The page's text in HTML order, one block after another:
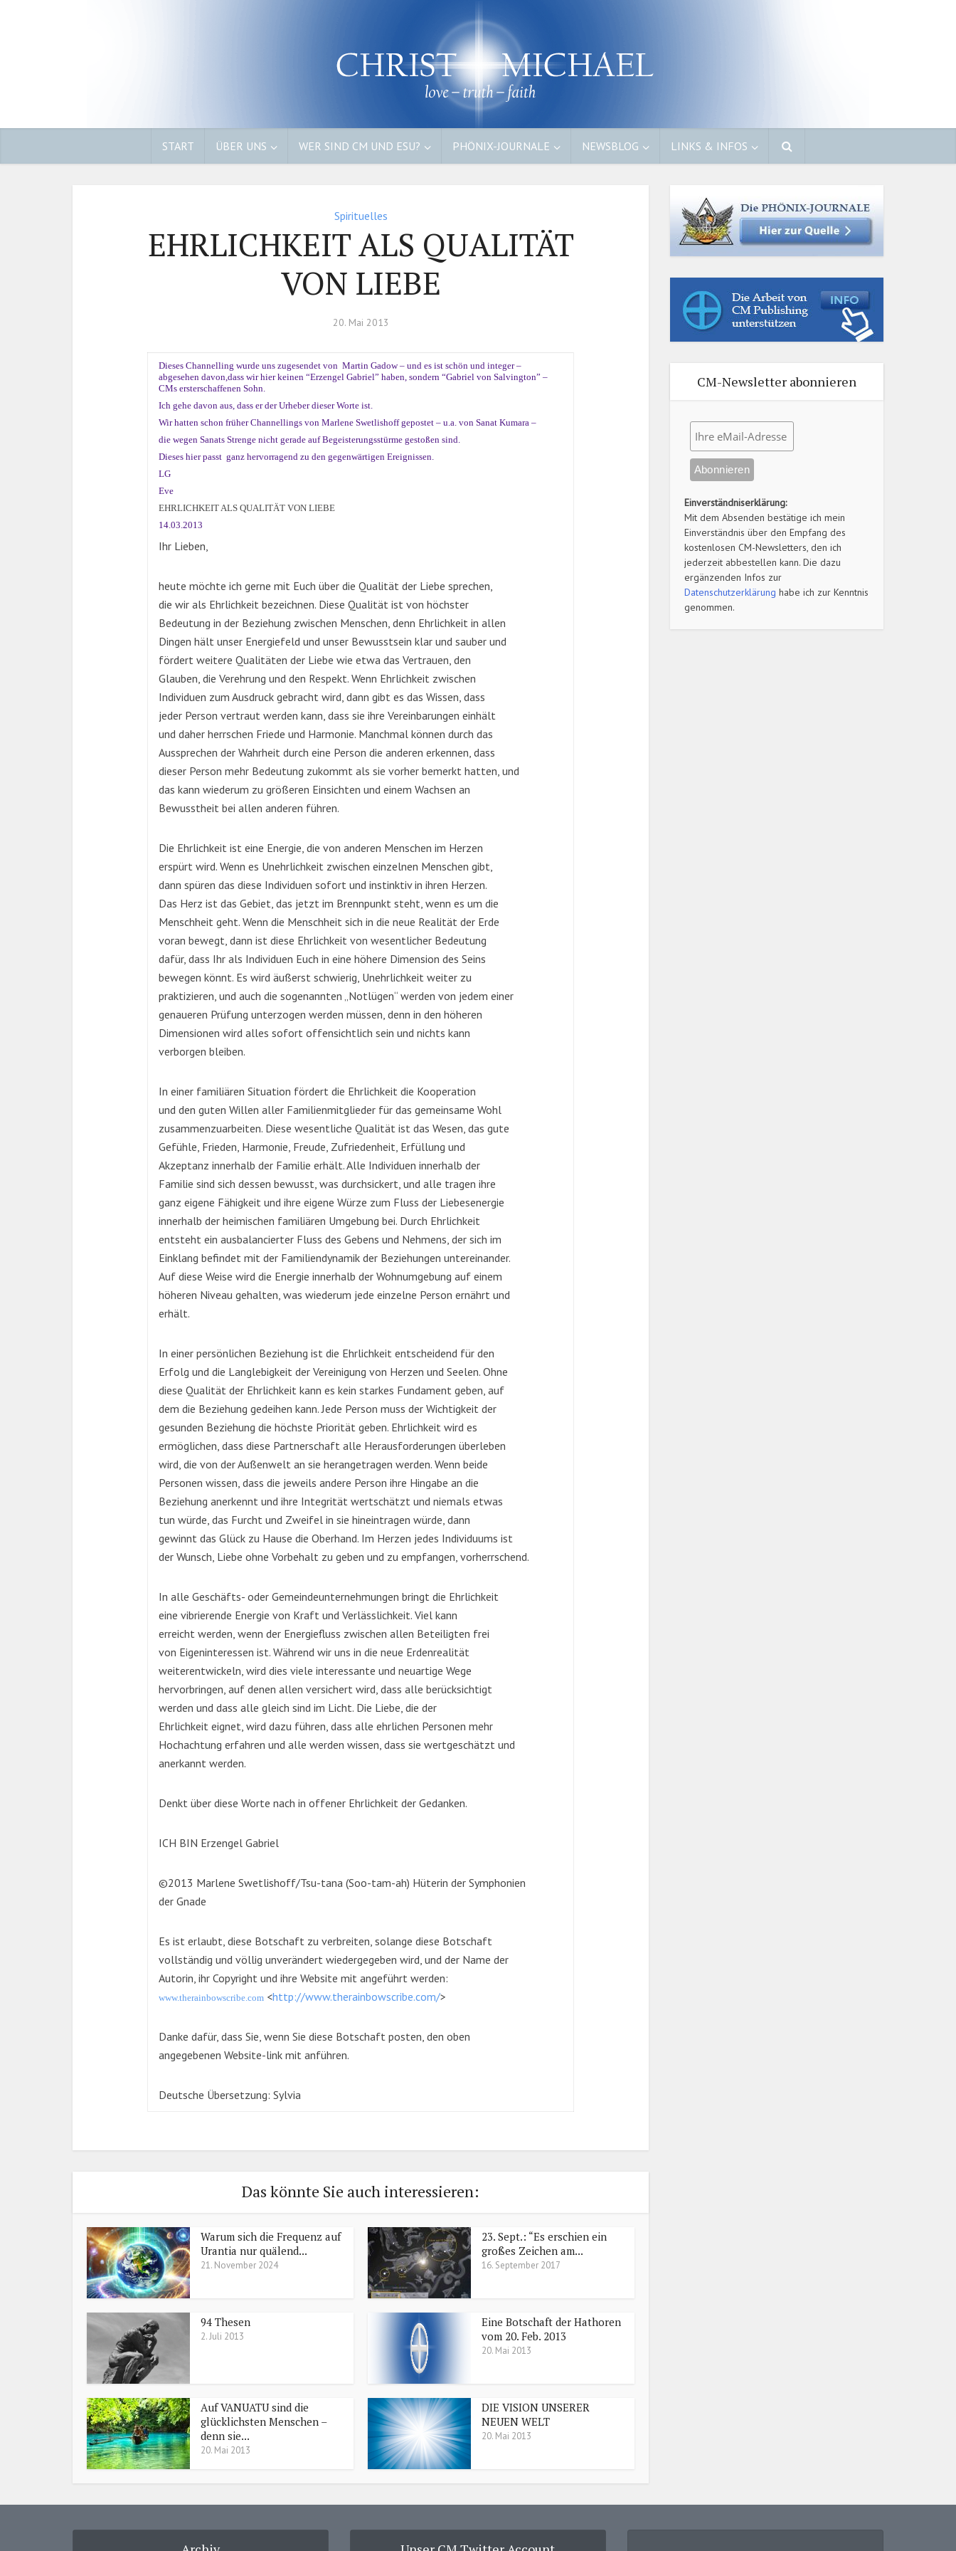
START ÜBER UNS WER SIND CM UND ESU? PHÖNIX-JOURNALE NEWSBLOG LINKS & INFOS
Spirituelles
EHRLICHKEIT ALS QUALITÄT
VON LIEBE
20. Mai 2013
Dieses Channelling wurde uns zugesendet von Martin Gadow – und es ist schön und integer –
abgesehen davon,dass wir hier keinen “Erzengel Gabriel” haben, sondern “Gabriel von Salvington” –
CMs ersterschaffenen Sohn.
Ich gehe davon aus, dass er der Urheber dieser Worte ist.
Wir hatten schon früher Channellings von Marlene Swetlishoff gepostet – u.a. von Sanat Kumara –
die wegen Sanats Strenge nicht gerade auf Begeisterungsstürme gestoßen sind.
Dieses hier passt ganz hervorragend zu den gegenwärtigen Ereignissen.
LG
Eve
EHRLICHKEIT ALS QUALITÄT VON LIEBE
14.03.2013
Ihr Lieben,
heute möchte ich gerne mit Euch über die Qualität der Liebe sprechen,
die wir als Ehrlichkeit bezeichnen. Diese Qualität ist von höchster
Bedeutung in der Beziehung zwischen Menschen, denn Ehrlichkeit in allen
Dingen hält unser Energiefeld und unser Bewusstsein klar und sauber und
fördert weitere Qualitäten der Liebe wie etwa das Vertrauen, den
Glauben, die Verehrung und den Respekt. Wenn Ehrlichkeit zwischen
Individuen zum Ausdruck gebracht wird, dann gibt es das Wissen, dass
jeder Person vertraut werden kann, dass sie ihre Vereinbarungen einhält
und daher herrschen Friede und Harmonie. Manchmal können durch das
Aussprechen der Wahrheit durch eine Person die anderen erkennen, dass
dieser Person mehr Bedeutung zukommt als sie vorher bemerkt hatten, und
das kann wiederum zu größeren Einsichten und einem Wachsen an
Bewusstheit bei allen anderen führen.
Die Ehrlichkeit ist eine Energie, die von anderen Menschen im Herzen
erspürt wird. Wenn es Unehrlichkeit zwischen einzelnen Menschen gibt,
dann spüren das diese Individuen sofort und instinktiv in ihren Herzen.
Das Herz ist das Gebiet, das jetzt im Brennpunkt steht, wenn es um die
Menschheit geht. Wenn die Menschheit sich in die neue Realität der Erde
voran bewegt, dann ist diese Ehrlichkeit von wesentlicher Bedeutung
dafür, dass Ihr als Individuen Euch in eine höhere Dimension des Seins
bewegen könnt. Es wird äußerst schwierig, Unehrlichkeit weiter zu
praktizieren, und auch die sogenannten „Notlügen“ werden von jedem einer
genaueren Prüfung unterzogen werden müssen, denn in den höheren
Dimensionen wird alles sofort offensichtlich sein und nichts kann
verborgen bleiben.
In einer familiären Situation fördert die Ehrlichkeit die Kooperation
und den guten Willen aller Familienmitglieder für das gemeinsame Wohl
zusammenzuarbeiten. Diese wesentliche Qualität ist das Wesen, das gute
Gefühle, Frieden, Harmonie, Freude, Zufriedenheit, Erfüllung und
Akzeptanz innerhalb der Familie erhält. Alle Individuen innerhalb der
Familie sind sich dessen bewusst, was durchsickert, und alle tragen ihre
ganz eigene Fähigkeit und ihre eigene Würze zum Fluss der Liebesenergie
innerhalb der heimischen familiären Umgebung bei. Durch Ehrlichkeit
entsteht ein ausbalancierter Fluss des Gebens und Nehmens, der sich im
Einklang befindet mit der Familiendynamik der Beziehungen untereinander.
Auf diese Weise wird die Energie innerhalb der Wohnumgebung auf einem
höheren Niveau gehalten, was wiederum jede einzelne Person ernährt und
erhält.
In einer persönlichen Beziehung ist die Ehrlichkeit entscheidend für den
Erfolg und die Langlebigkeit der Vereinigung von Herzen und Seelen. Ohne
diese Qualität der Ehrlichkeit kann es kein starkes Fundament geben, auf
dem die Beziehung gedeihen kann. Jede Person muss der Wichtigkeit der
gesunden Beziehung die höchste Priorität geben. Ehrlichkeit wird es
ermöglichen, dass diese Partnerschaft alle Herausforderungen überleben
wird, die von der Außenwelt an sie herangetragen werden. Wenn beide
Personen wissen, dass die jeweils andere Person ihre Hingabe an die
Beziehung anerkennt und ihre Integrität wertschätzt und niemals etwas
tun würde, das Furcht und Zweifel in sie hineintragen würde, dann
gewinnt das Glück zu Hause die Oberhand. Im Herzen jedes Individuums ist
der Wunsch, Liebe ohne Vorbehalt zu geben und zu empfangen, vorherrschend.
In alle Geschäfts- oder Gemeindeunternehmungen bringt die Ehrlichkeit
eine vibrierende Energie von Kraft und Verlässlichkeit. Viel kann
erreicht werden, wenn der Energiefluss zwischen allen Beteiligten frei
von Eigeninteressen ist. Während wir uns in die neue Erdenrealität
weiterentwickeln, wird dies viele interessante und neuartige Wege
hervorbringen, auf denen allen versichert wird, dass alle berücksichtigt
werden und dass alle gleich sind im Licht. Die Liebe, die der
Ehrlichkeit eignet, wird dazu führen, dass alle ehrlichen Personen mehr
Hochachtung erfahren und alle werden wissen, dass sie wertgeschätzt und
anerkannt werden.
Denkt über diese Worte nach in offener Ehrlichkeit der Gedanken.
ICH BIN Erzengel Gabriel
©2013 Marlene Swetlishoff/Tsu-tana (Soo-tam-ah) Hüterin der Symphonien
der Gnade
Es ist erlaubt, diese Botschaft zu verbreiten, solange diese Botschaft
vollständig und völlig unverändert wiedergegeben wird, und der Name der
Autorin, ihr Copyright und ihre Website mit angeführt werden:
www.therainbowscribe.com <http://www.therainbowscribe.com/>
Danke dafür, dass Sie, wenn Sie diese Botschaft posten, den oben
angegebenen Website-link mit anführen.
Deutsche Übersetzung: Sylvia
Das könnte Sie auch interessieren:
Warum sich die Frequenz auf
Urantia nur quälend...
21. November 2024
23. Sept.: “Es erschien ein
großes Zeichen am...
16. September 2017
94 Thesen
2. Juli 2013
Eine Botschaft der Hathoren
vom 20. Feb. 2013
20. Mai 2013
Auf VANUATU sind die
glücklichsten Menschen –
denn sie...
20. Mai 2013
DIE VISION UNSERER
NEUEN WELT
20. Mai 2013
CM-Newsletter abonnieren
Einverständniserklärung:
Mit dem Absenden bestätige ich mein
Einverständnis über den Empfang des
kostenlosen CM-Newsletters, den ich
jederzeit abbestellen kann. Die dazu
ergänzenden Infos zur
Datenschutzerklärung habe ich zur Kenntnis
genommen.